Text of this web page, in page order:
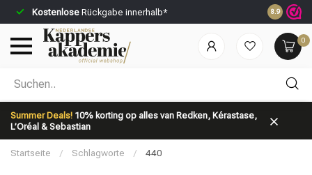
Kostenlose Rückgabe innerhalb* Vor 23:59
8.9
0
Summer Deals! 10% korting op alles van Redken, Kérastase,
L’Oréal & Sebastian
Nach welcher Kategorie suchst du?
Startseite / Schlagworte / 440